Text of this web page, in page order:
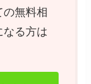
無料相
なる方は